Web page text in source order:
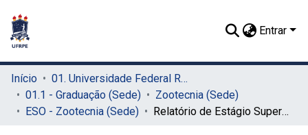
Entrar
Início
01. Universidade Federal Rural de Pernambuco - UFRPE (Sede)
01.1 - Graduação (Sede)
Zootecnia (Sede)
ESO - Zootecnia (Sede)
Relatório de Estágio Supervisionado Obrigatório - Laboratório de Aquicultura e Sustentabilidade